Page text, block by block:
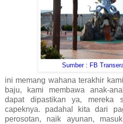
Sumber : FB
ini memang wahana terakhir
baju, kami membawa anak-
dapat dipastikan ya, mereka
capeknya. padahal kita dari
perosotan, naik ayunan,